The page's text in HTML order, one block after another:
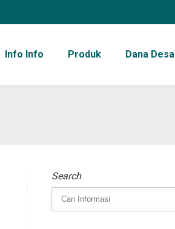
Info Info Produk Dana Desa
Search